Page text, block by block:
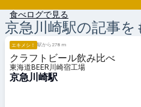
食べログで見る
京急川崎駅の記事を
エキメシ！ 駅から278 m
クラフトビール飲み比べ
東海道BEER川崎宿工場
京急川崎駅